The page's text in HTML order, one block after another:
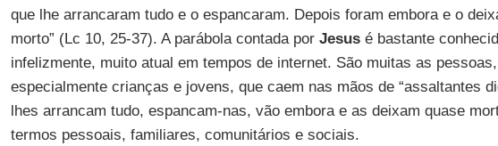
que lhe arrancaram tudo e o espancaram. Depois foram embora e o
morto” (Lc 10, 25-37). A parábola contada por Jesusé bastante
infelizmente, muito atual em tempos de internet. São muitas as pessoas,
especialmente crianças e jovens, que caem nas mãos de “assaltantes
lhes arrancam tudo, espancam-nas, vão embora e as deixam quase
termos pessoais, familiares, comunitários e sociais.